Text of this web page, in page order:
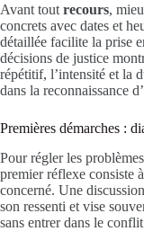
Avant tout recours,
concrets avec dates et
détaillée facilite la prise
décisions de justice
répétitif, l’intensité et la
dans la reconnaissance
Premières démarches :
Pour régler les
premier réflexe consiste
concerné. Une
son ressenti et vise
sans entrer dans le